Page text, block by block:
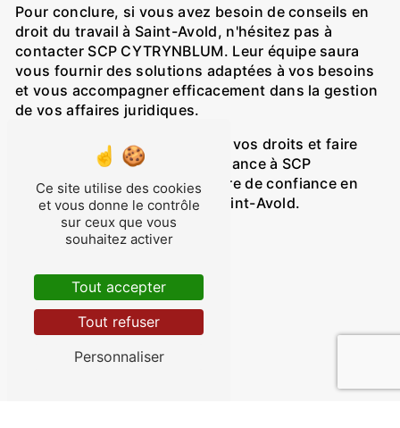
Pour conclure, si vous avez besoin de conseils en
droit du travail à Saint-Avold, n'hésitez pas à
contacter SCP CYTRYNBLUM. Leur équipe saura
vous fournir des solutions adaptées à vos besoins
et vous accompagner efficacement dans la gestion
de vos affaires juridiques.
N'attendez plus pour protéger vos droits et faire
valoir vos intérêts, faites confiance à SCP
CYTRYNBLUM, votre partenaire de confiance en
matière de droit du travail à Saint-Avold.
Contactez-nous
Ce site utilise des cookies
et vous donne le contrôle
sur ceux que vous
souhaitez activer
Tout accepter
Tout refuser
Personnaliser